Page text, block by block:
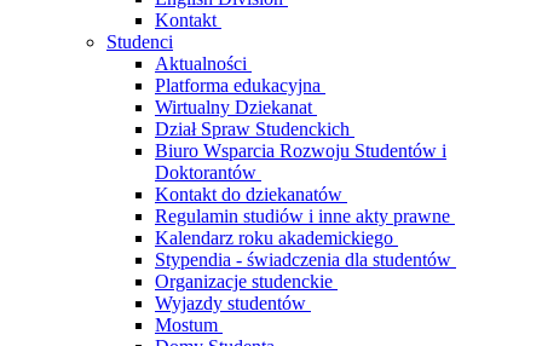
Kontakt
Studenci
Aktualności
Platforma edukacyjna
Wirtualny Dziekanat
Dział Spraw Studenckich
Biuro Wsparcia Rozwoju Studentów i
Doktorantów
Kontakt do dziekanatów
Regulamin studiów i inne akty prawne
Kalendarz roku akademickiego
Stypendia - świadczenia dla studentów
Organizacje studenckie
Wyjazdy studentów
Mostum